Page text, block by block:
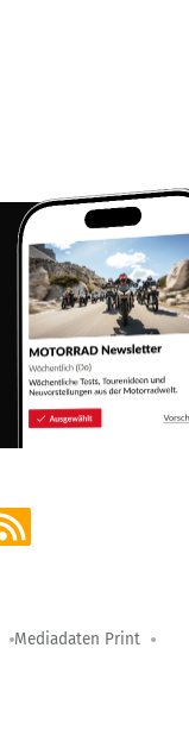
Mediadaten Print